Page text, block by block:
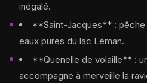
inégalé.
**Saint-Jacques** : pêche
eaux pures du lac Léman.
**Quenelle de volaille** :
accompagne à merveille la